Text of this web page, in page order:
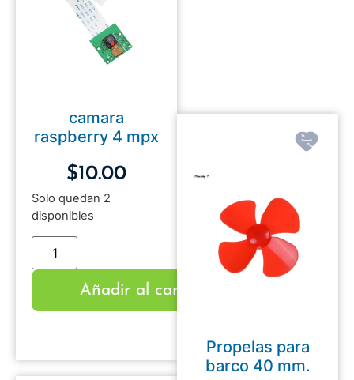
camara
raspberry 4 mpx
$10.00
Solo quedan 2
disponibles
Añadir al carrito
Propelas para
barco 40 mm.